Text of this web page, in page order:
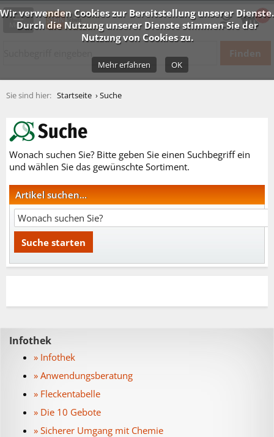
Menü
0
Startseite Suche
Suche
Wonach suchen Sie? Bitte geben Sie einen Suchbegriff ein
und wählen Sie das gewünschte Sortiment.
Artikel suchen...
Infothek
» Infothek
» Anwendungsberatung
» Fleckentabelle
» Die 10 Gebote
» Sicherer Umgang mit Chemie
Wir verwenden Cookies zur Bereitstellung unserer Dienste.
Durch die Nutzung unserer Dienste stimmen Sie der
Nutzung von Cookies zu.
Mehr erfahren OK